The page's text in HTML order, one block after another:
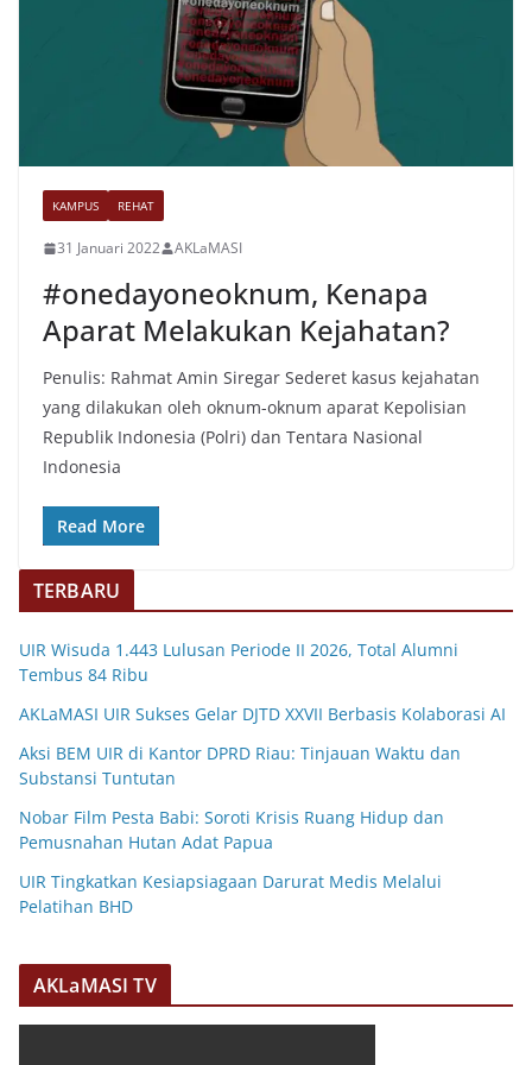
KAMPUS REHAT
31 Januari 2022 AKLaMASI
#onedayoneoknum, Kenapa
Aparat Melakukan Kejahatan?
Penulis: Rahmat Amin Siregar Sederet kasus kejahatan
yang dilakukan oleh oknum-oknum aparat Kepolisian
Republik Indonesia (Polri) dan Tentara Nasional
Indonesia
Read More
TERBARU
UIR Wisuda 1.443 Lulusan Periode II 2026, Total Alumni
Tembus 84 Ribu
AKLaMASI UIR Sukses Gelar DJTD XXVII Berbasis Kolaborasi AI
Aksi BEM UIR di Kantor DPRD Riau: Tinjauan Waktu dan
Substansi Tuntutan
Nobar Film Pesta Babi: Soroti Krisis Ruang Hidup dan
Pemusnahan Hutan Adat Papua
UIR Tingkatkan Kesiapsiagaan Darurat Medis Melalui
Pelatihan BHD
AKLaMASI TV